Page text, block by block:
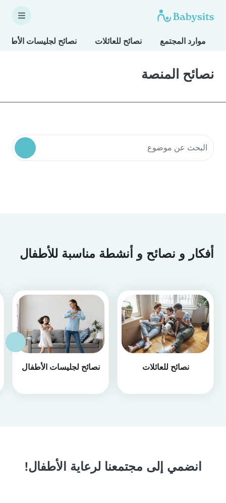
موارد المجتمع نصائح للعائلات نصائح لجليسات
نصائح المنصة
البحث في موارد المجتمع
أفكار و نصائح و أنشطة مناسبة للأطفال
نصائح للعائلات نصائح لجليسات الأطفال
انضمي إلى مجتمعنا لرعاية الأطفال!